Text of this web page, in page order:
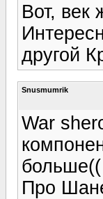
Вот, век
другой
Snusmumrik
War
больше((
Про